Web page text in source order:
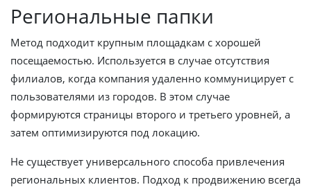
Региональные папки
Метод подходит крупным площадкам с хорошей
посещаемостью. Используется в случае отсутствия
филиалов, когда компания удаленно коммуницирует с
пользователями из городов. В этом случае
формируются страницы второго и третьего уровней, а
затем оптимизируются под локацию.
Не существует универсального способа привлечения
региональных клиентов. Подход к продвижению всегда